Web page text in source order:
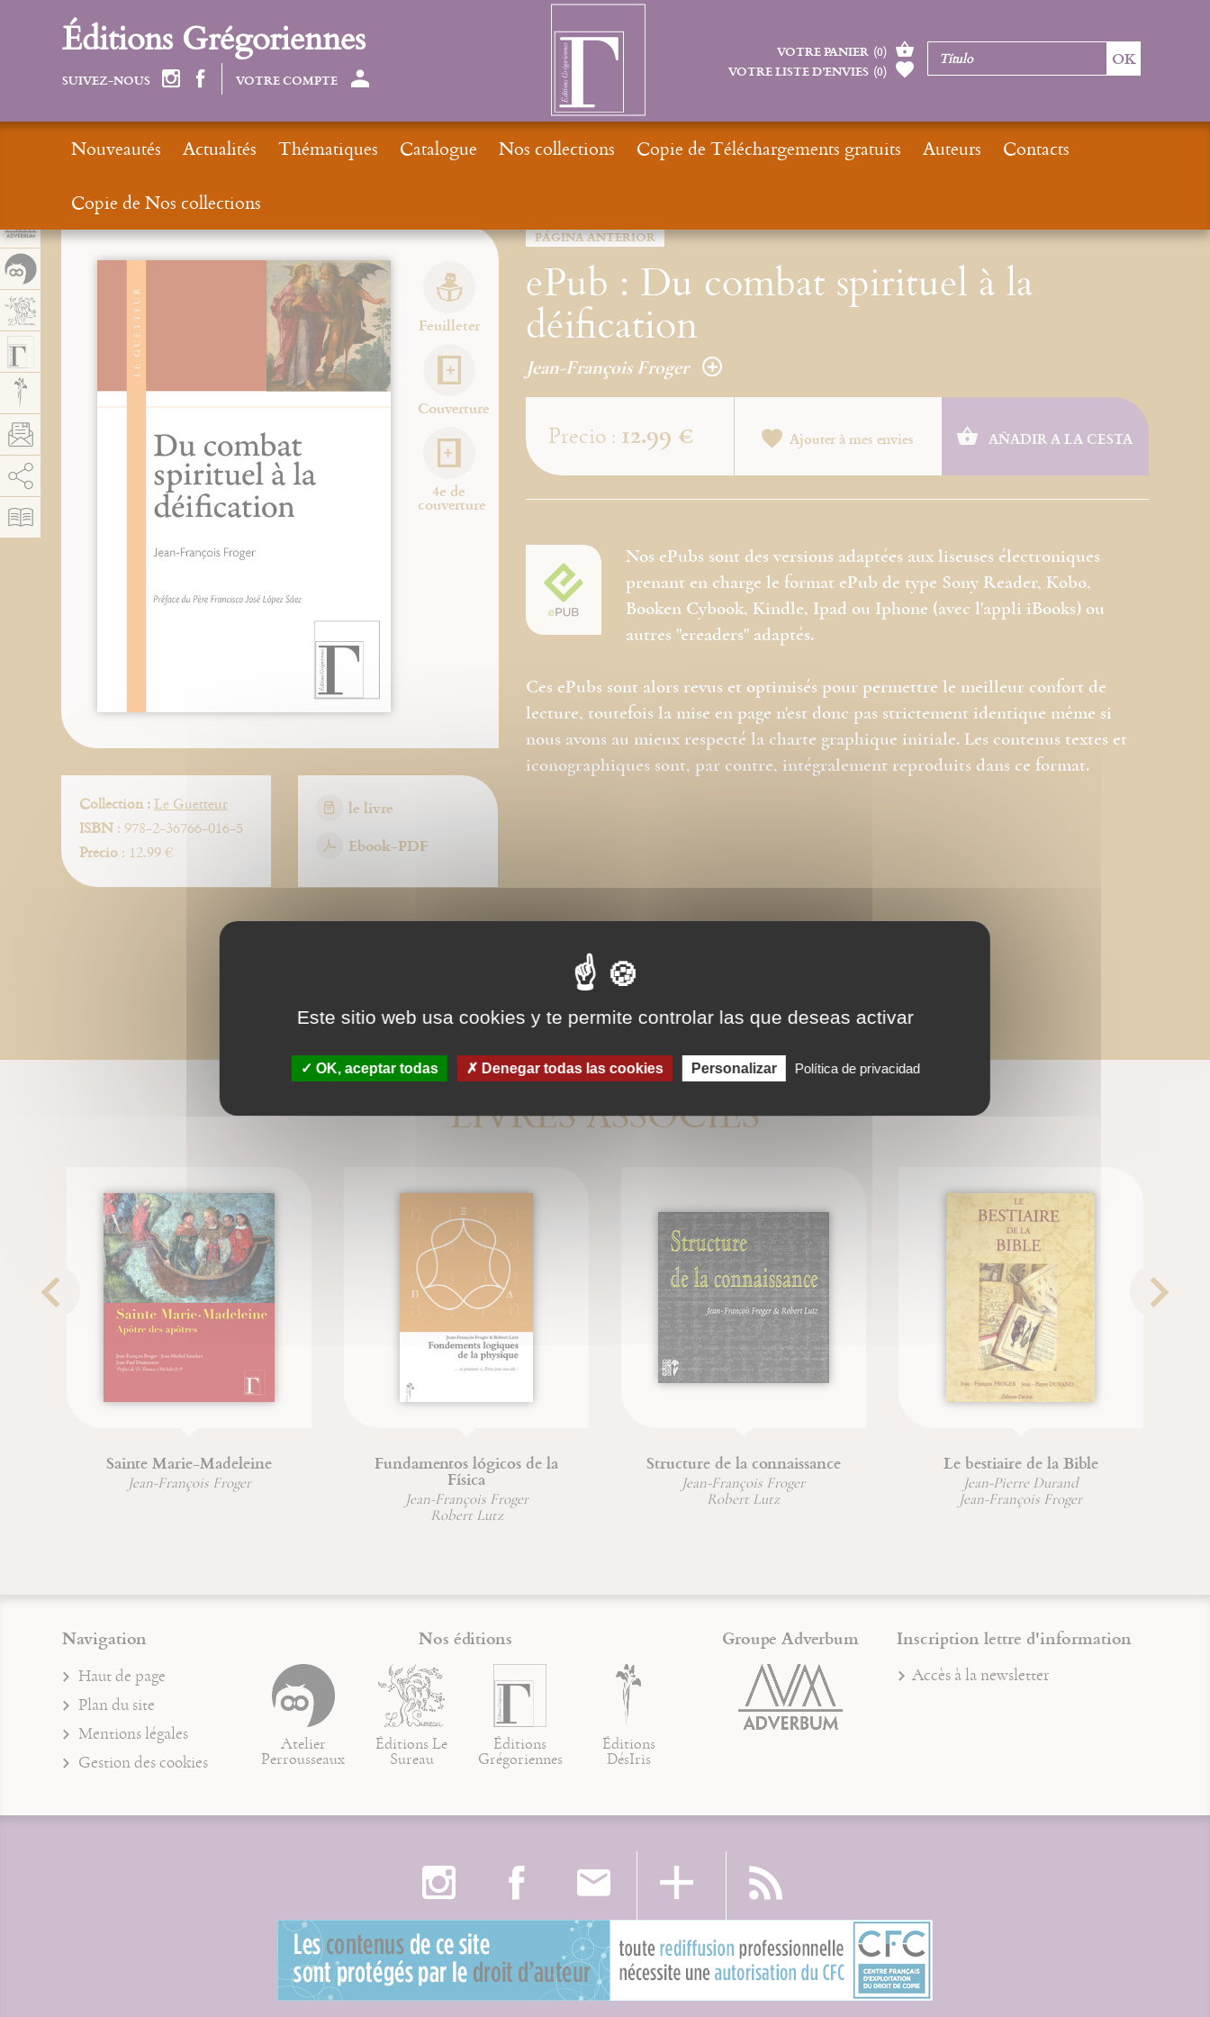
PÁGINA ANTERIOR
ePub : Du combat spirituel à la
déification
Jean-François Froger
Feuilleter
Couverture
4e de
couverture
Collection :Le Guetteur
ISBN: 978-2-36766-016-5
Precio: 12.99 €
le livre
Ebook-PDF
Precio : 12.99 € Ajouter à mes envies AÑADIR A LA CESTA
Nos ePubs sont des versions adaptées aux liseuses électroniques
prenant en charge le format ePub de type Sony Reader, Kobo,
Booken Cybook, Kindle, Ipad ou Iphone (avec l'appli iBooks) ou
autres "ereaders" adaptés.
Ces ePubs sont alors revus et optimisés pour permettre le meilleur confort de
lecture, toutefois la mise en page n'est donc pas strictement identique même si
nous avons au mieux respecté la charte graphique initiale. Les contenus textes et
iconographiques sont, par contre, intégralement reproduits dans ce format.
LIVRES ASSOCIÉS
Sainte Marie-Madeleine
Jean-François Froger
Fundamentos lógicos de la
Física
Jean-François Froger
Robert Lutz
Structure de la connaissance
Jean-François Froger
Robert Lutz
Le bestiaire de la Bible
Jean-Pierre Durand
Jean-François Froger
Navigation
Haut de page
Plan du site
Mentions légales
Gestion des cookies
Nos éditions
Atelier
Perrousseaux
Éditions Le
Sureau
Éditions
Grégoriennes
Éditions
DésIris
Groupe Adverbum Inscription lettre d'information
Accès à la newsletter
Éditions Grégoriennes
SUIVEZ-NOUS VOTRE COMPTE
VOTRE PANIER (0)
VOTRE LISTE D’ENVIES (0)
Nouveautés Actualités Thématiques Catalogue Nos collections Copie de Téléchargements gratuits Auteurs
Contacts
Copie de Nos collections
AddThis está deshabilitado. Permitir
Panel de gestión de cookies
Este sitio web usa cookies y te permite controlar las que deseas activar
OK, aceptar todas Denegar todas las cookies Personalizar Política de privacidad